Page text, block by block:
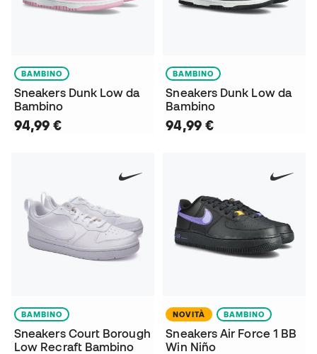
BAMBINO
Sneakers Dunk Low da
Bambino
94,99 €
BAMBINO
Sneakers Dunk Low da
Bambino
94,99 €
BAMBINO
Sneakers Court Borough
Low Recraft Bambino
NOVITÀ BAMBINO
Sneakers Air Force 1 BB
Win Niño